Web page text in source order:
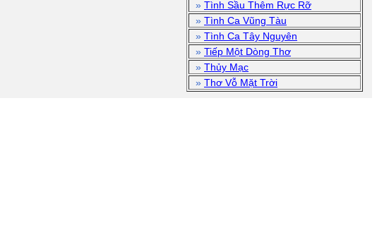
» Tình Sầu Thêm Rực Rỡ
» Tình Ca Vũng Tàu
» Tình Ca Tây Nguyên
» Tiếp Một Dòng Thơ
» Thủy Mạc
» Thơ Vỗ Mặt Trời